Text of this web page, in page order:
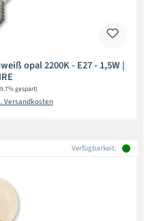
opal 2200K - E27 - 1,5W |
Preis:gespart)
Versandkosten
Verfügbarkeit: